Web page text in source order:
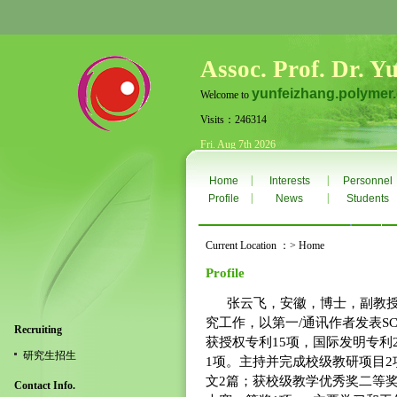
Assoc. Prof. Dr.
Welcome to
Visits：246314
Fri. Aug 7th 2026
Recruiting
研究生招生
Contact Info.
Home Interests
Personnel
Profile
News Students
Current Location ：> Home
Profile
张云飞，安徽，博士，副教
究工作，以第一/通讯作者发表
获授权专利15项，国际发明专
1项。主持并完成校级教研项目
文2篇；获校级教学优秀奖二等